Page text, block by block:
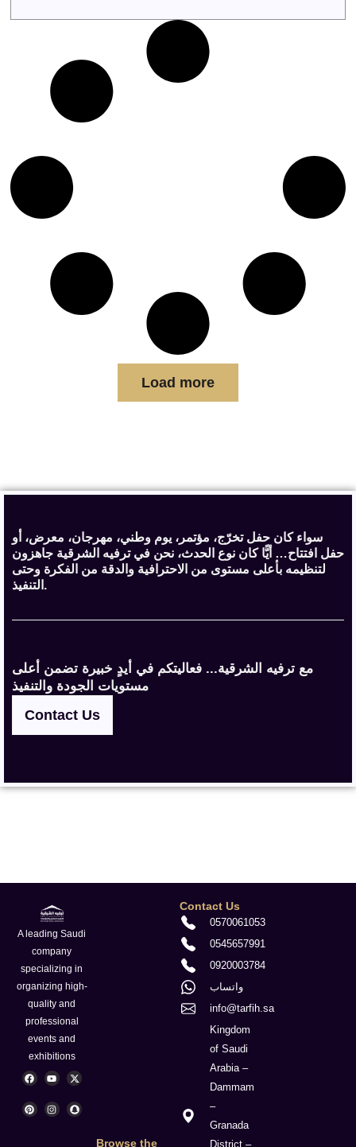
Load more
سواء كان حفل تخرّج، مؤتمر، يوم وطني، مهرجان، معرض، أو
حفل افتتاح… أيًّا كان نوع الحدث، نحن في ترفيه الشرقية جاهزون
لتنظيمه بأعلى مستوى من الاحترافية والدقة من الفكرة وحتى
التنفيذ.
مع ترفيه الشرقية... فعاليتكم في أيدٍ خبيرة تضمن أعلى
مستويات الجودة والتنفيذ
Contact Us
A leading Saudi
company
specializing in
organizing high-
quality and
professional
events and
exhibitions
F
a
c
b
o
Y
o
u
u
b
X
-
t
i
t
P
i
n
e
r
I
n
s
a
g
S
n
a
c
h
Browse the
Contact Us
0570061053
0545657991
0920003784
واتساب
info@tarfih.sa
Kingdom
of Saudi
Arabia –
Dammam
–
Granada
District –